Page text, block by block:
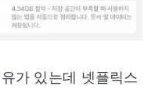
가 있는데 넷플릭스